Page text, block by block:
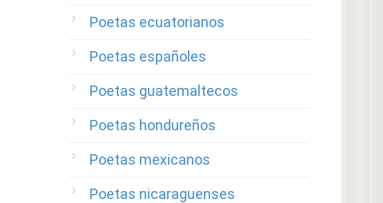
Poetas ecuatorianos
Poetas españoles
Poetas guatemaltecos
Poetas hondureños
Poetas mexicanos
Poetas nicaraguenses